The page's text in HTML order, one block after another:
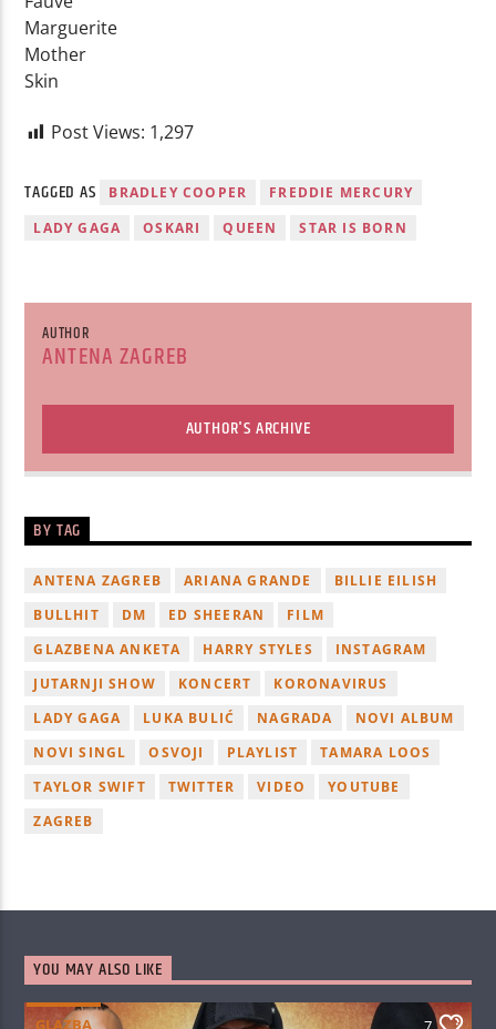
Marguerite
Mother
Skin
Post Views: 1,297
TAGGED AS BRADLEY COOPER
FREDDIE MERCURY
LADY GAGA
OSKARI QUEEN STAR IS BORN
AUTHOR
ANTENA ZAGREB
AUTHOR'S ARCHIVE
BY TAG
ANTENA ZAGREB ARIANA GRANDE
BILLIE EILISH
BULLHIT
DM ED SHEERAN
FILM
GLAZBENA ANKETA
HARRY STYLES
INSTAGRAM
JUTARNJI SHOW
KONCERT
KORONAVIRUS
LADY GAGA
LUKA BULIĆ NAGRADA
NOVI ALBUM
NOVI SINGL
OSVOJI PLAYLIST
TAMARA LOOS
TAYLOR SWIFT
TWITTER VIDEO
YOUTUBE
ZAGREB
YOU MAY ALSO LIKE
GLAZBA